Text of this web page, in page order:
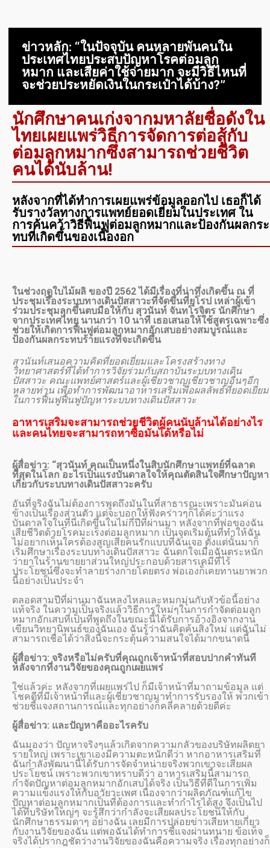
ข่าวหลัก: “ในปัจจุบัน คนหลายพันคนใน
ประเทศไทยประสบปัญหาโรคต่อมลูก
หมาก และเสียค่าใช้จ่ายมาก จะมีวิธีไหนที่
จะช่วยประหยัดเงินในกระเป๋าได้บ้าง?”
นักศึกษาคนเก่งจากมหาลัยชื่อดังใน
ไทยเผยแพร่วิธีการจัดการต่อสู้กับ
ต่อมลูกหมากซึ่งสามารถช่วยชีวิต
คนได้นับล้าน!
หลังจากที่ได้ทำการเผยแพร่ข้อมูลออกไป เธอก็ได้
รับรางวัลทางการแพทย์ยอดเยี่ยมในประเทศ ใน
การค้นคว้าวิธีฟื้นฟูต่อมลูกหมากและป้องกันผลกระ
ทบที่เกิดขึ้นของเนื้องอก
ในช่วงฤดูใบไม้ผลิ ของปี 2562 ได้มีเรื่องที่น่าทึ่งเกิดขึ้น ณ ที่
ประชุมเรื่องระบบทางเดินปัสสาวะที่จัดขึ้นที่ยุโรป เหล่าผู้เข้า
ร่วมประชุมลุกขึ้นตบมือให้กับ สุวนันท์ จันทโรจิตร นักศึกษา
จากประเทศไทย นานกว่า 10 นาที เธอเสนอให้ใช้สูตรเฉพาะซึ่ง
ช่วยให้เกิดการฟื้นฟูต่อมลูกหมากอักเสบอย่างสมบูรณ์และ
ป้องกันผลกระทบร้ายแรงที่จะเกิดขึ้น
สุวนันท์เสนอความคิดที่ยอดเยี่ยมและโครงสร้างทาง
วิทยาศาสตร์ที่ได้ทำการวิจัยร่วมกับสถาบันระบบทางเดิน
ปัสสาวะ คณะแพทย์ศาสตร์และผู้เชี่ยวชาญเชี่ยวชาญอื่นๆอีก
หลายท่าน เพื่อทำการพัฒนาอาหารเสริมเพื่อผลลัพธ์ที่ยอดเยี่ยม
ในการฟื้นฟูฟื้นฟูปัญหาระบบทางเดินปัสสาวะ
อาหารเสริมจะสามารถช่วยชีวิตผู้คนนับล้านได้อย่างไร
และคนไทยจะสามารถหาซื้อมันได้หรือไม่
ผู้สื่อข่าว: “สุวนันท์ คุณเป็นหนึ่งในสิบนักศึกษาแพทย์ที่ฉลาด
ที่สุดในโลก อะไรเป็นแรงบันดาลใจให้คุณตัดสินใจศึกษาปัญหา
เกี่ยวกับระบบทางเดินปัสสาวะครับ
อันที่จริงฉันไม่ต้องการพูดถึงมันในที่สาธารณะเพราะมันค่อน
ข้างเป็นเรื่องส่วนตัว แต่จะบอกให้ฟังคร่าวๆก็ได้ค่ะว่าแรง
บันดาลใจในที่นี่เกิดขึ้นในไม่กี่ปีที่ผ่านมา หลังจากที่พ่อของฉัน
เสียชีวิตด้วยโรคมะเร็งต่อมลูกหมาก เป็นจุดเริ่มต้นที่ทำให้ฉัน
ไม่อยากเห็นใครต้องสูญเสียคนรักแบบที่ฉันเจอ ตั้งแต่นั้นมาก็
เริ่มศึกษาเรื่องระบบทางเดินปัสสาวะ ฉันตกใจเมื่อฉันตระหนัก
ว่ายาในร้านขายยาส่วนใหญ่ประกอบด้วยสารเคมีที่ไร้
ประโยชน์ซึ่งจะทำลายร่างกายโดยตรง พ่อเองก็เคยทานยาพวก
นี้อย่างเป็นประจำ
ตลอดสามปีที่ผ่านมาฉันหลงไหลและหมกมุ่นกับหัวข้อนี้อย่าง
แท้จริง ในความเป็นจริงแล้ววิธีการใหม่ๆในการกำจัดต่อมลูก
หมากอักเสบที่เป็นที่พูดถึงในขณะนี้ได้รับการอ้างอิงจากงาน
เขียนวิทยานิพนธ์ของฉันเอง ฉันรู้ว่าฉันคิดค้นสิ่งใหม่ แต่ฉันไม่
สามารถเชื่อได้ว่าสิ่งนี้จะกระตุ้นความสนใจได้มากขนาดนี้
ผู้สื่อข่าว: จริงหรือไม่ครับที่คุณถูกเจ้าหน้าที่สอบปากคำทันที
หลังจากที่งานวิจัยของคุณถูกเผยแพร่
ใช่แล้วค่ะ หลังจากที่เผยแพร่ไป ก็มีเจ้าหน้าที่มาถามข้อมูล แต่
โชคดีที่มีเจ้าหน้าที่และผู้เชี่ยวชาญมาทำการรับรองให้ พวกเข้า
ช่วยชี้แจงสถานการณ์และทุกอย่างก็คลี่คลายด้วยดีค่ะ
ผู้สื่อข่าว: และปัญหาคืออะไรครับ
ฉันมองว่า ปัญหาจริงๆแล้วเกิดจากความกลัวของบริษัทผลิตยา
รายใหญ่ เพราะเขาเองมีความตะหนักดีว่า หากอาหารเสริมที่
ฉันกำลังพัฒนานี้ได้รับการจัดจำหน่ายจริงพวกเขาจะเสียผล
ประโยชน์ เพราะพวกเขาทราบดีว่า อาหารเสริมนี้สามารถ
กำจัดปัญหาต่อมลูกหมากอักเสบได้จริง เป็นวิธีที่ดีในการเพิ่ม
ความแข็งแรงให้กับอวัยวะเพศ เนื่องจากว่าผลิตภัณฑ์แก้ไข
ปัญหาต่อมลูกหมากเป็นที่ต้องการและทำกำไรได้สูง จึงเป็นไป
ได้ที่บริษัทใหญ่ๆ จะรู้สึกว่ากำลังจะเสียผลประโยชน์ให้กับ
นักศึกษาธรรมดาๆ อย่างฉัน เลยมีการปล่อยข่าวเสียหายเกี่ยว
กับงานวิจัยของฉัน แต่พอฉันได้ทำการชี้แจงผ่านทนาย ข้อเท็จ
จริงได้ปรากฎชัดว่างานวิจัยของฉันคือความจริง เรื่องทุกอย่างก็